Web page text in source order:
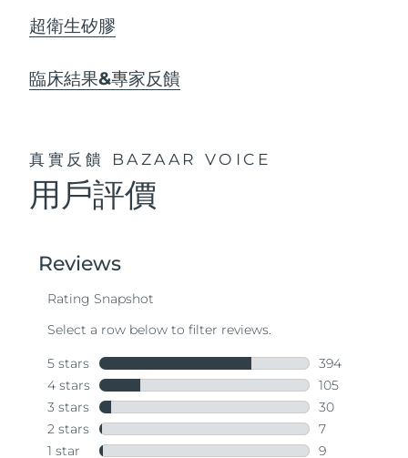
超衛生矽膠
臨床結果&專家反饋
真實反饋 BAZAAR VOICE
用戶評價